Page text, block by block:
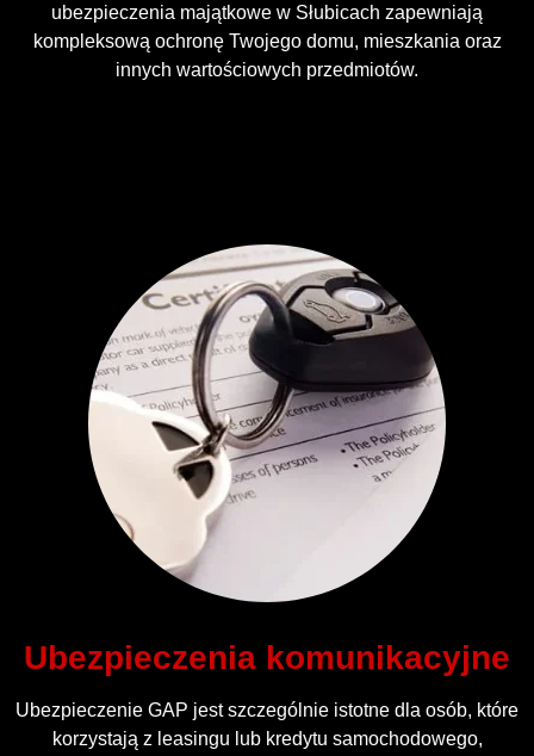
ubezpieczenia majątkowe w Słubicach zapewniają
kompleksową ochronę Twojego domu, mieszkania oraz
innych wartościowych przedmiotów.
Ubezpieczenia komunikacyjne
Ubezpieczenie GAP jest szczególnie istotne dla osób, które
korzystają z leasingu lub kredytu samochodowego,